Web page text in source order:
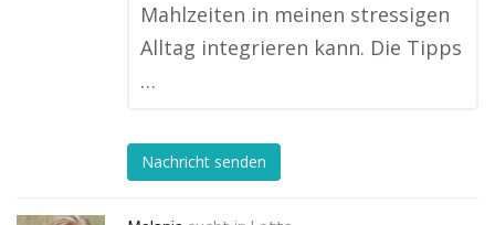
Mahlzeiten in meinen stressigen
Alltag integrieren kann. Die Tipps
…
Nachricht senden